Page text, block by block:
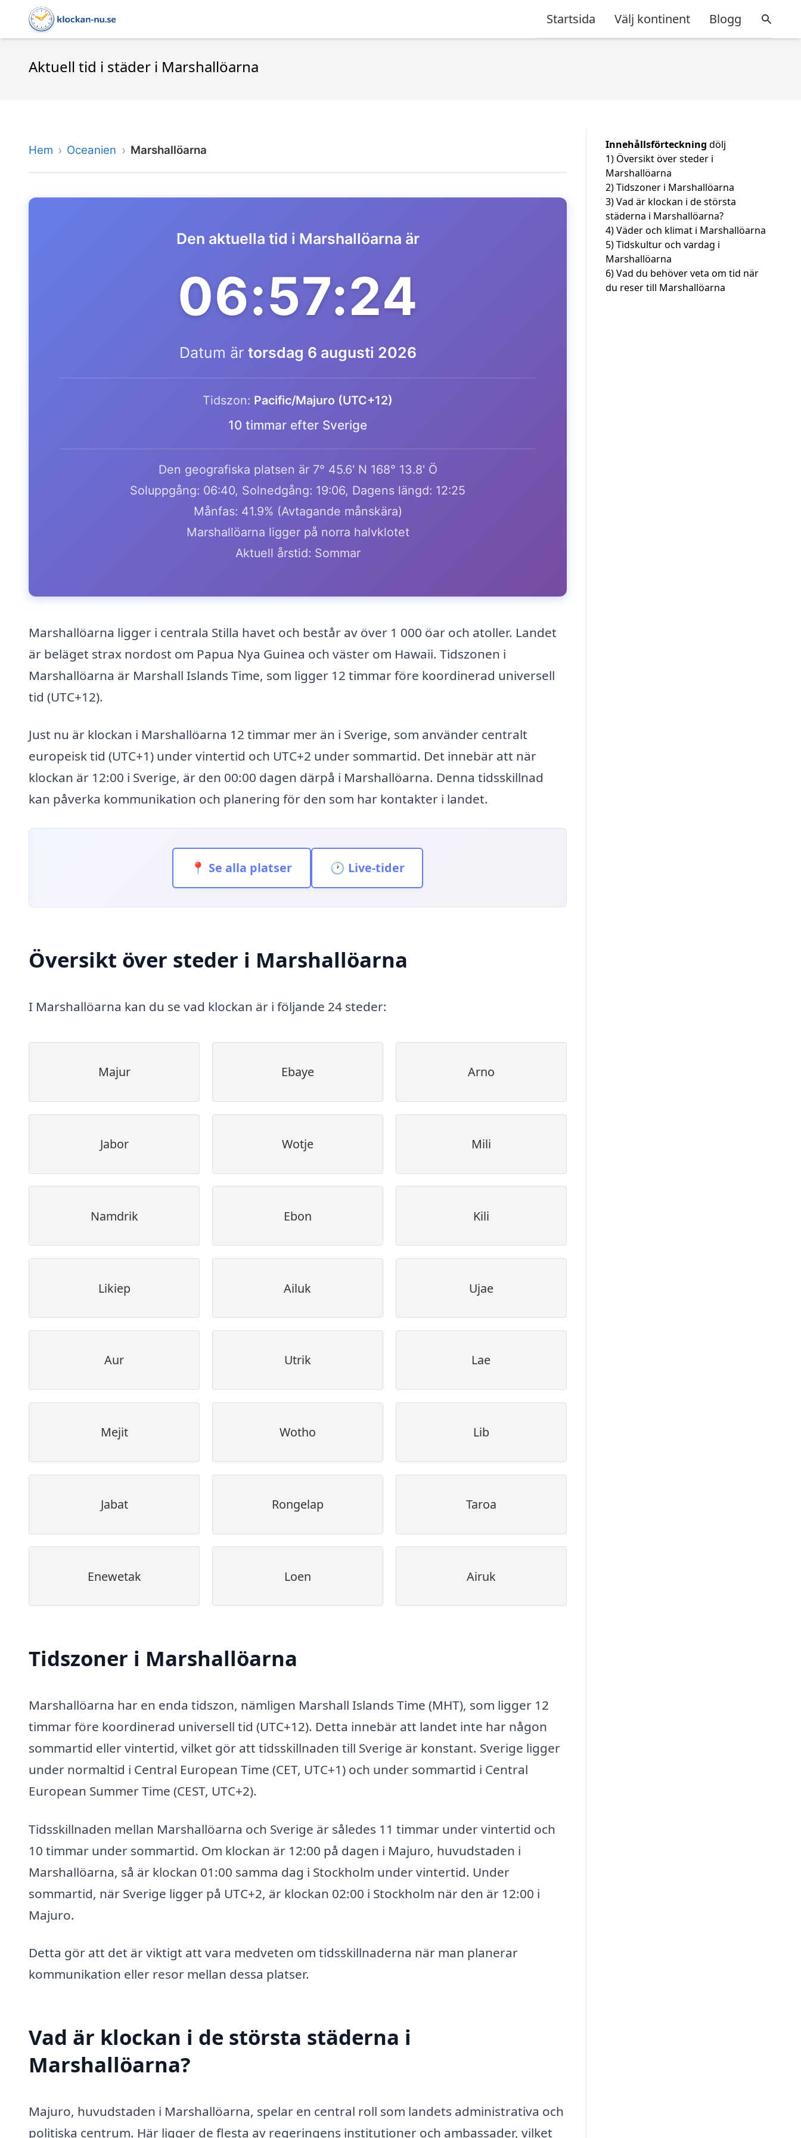
Startsida Välj kontinent Blogg
Aktuell tid i städer i Marshallöarna
Hem Oceanien Marshallöarna
Den aktuella tid i Marshallöarna är
06:57:24
Datum är torsdag 6 augusti 2026
Tidszon: Pacific/Majuro (UTC+12)
10 timmar efter Sverige
Den geografiska platsen är 7° 45.6' N 168° 13.8' Ö
Soluppgång: 06:40, Solnedgång: 19:06, Dagens längd: 12:25
Månfas: 41.9% (Avtagande månskära)
Marshallöarna ligger på norra halvklotet
Aktuell årstid: Sommar
Marshallöarna ligger i centrala Stilla havet och består av över 1 000 öar och atoller. Landet
är beläget strax nordost om Papua Nya Guinea och väster om Hawaii. Tidszonen i
Marshallöarna är Marshall Islands Time, som ligger 12 timmar före koordinerad universell
tid (UTC+12).
Just nu är klockan i Marshallöarna 12 timmar mer än i Sverige, som använder centralt
europeisk tid (UTC+1) under vintertid och UTC+2 under sommartid. Det innebär att när
klockan är 12:00 i Sverige, är den 00:00 dagen därpå i Marshallöarna. Denna tidsskillnad
kan påverka kommunikation och planering för den som har kontakter i landet.
📍 Se alla platser 🕐 Live-tider
Översikt över steder i Marshallöarna
I Marshallöarna kan du se vad klockan är i följande 24 steder:
Majur Ebaye Arno
Jabor Wotje Mili
Namdrik Ebon Kili
Likiep Ailuk Ujae
Aur Utrik Lae
Mejit Wotho Lib
Jabat Rongelap Taroa
Enewetak Loen Airuk
Tidszoner i Marshallöarna
Marshallöarna har en enda tidszon, nämligen Marshall Islands Time (MHT), som ligger 12
timmar före koordinerad universell tid (UTC+12). Detta innebär att landet inte har någon
sommartid eller vintertid, vilket gör att tidsskillnaden till Sverige är konstant. Sverige ligger
under normaltid i Central European Time (CET, UTC+1) och under sommartid i Central
European Summer Time (CEST, UTC+2).
Tidsskillnaden mellan Marshallöarna och Sverige är således 11 timmar under vintertid och
10 timmar under sommartid. Om klockan är 12:00 på dagen i Majuro, huvudstaden i
Marshallöarna, så är klockan 01:00 samma dag i Stockholm under vintertid. Under
sommartid, när Sverige ligger på UTC+2, är klockan 02:00 i Stockholm när den är 12:00 i
Majuro.
Detta gör att det är viktigt att vara medveten om tidsskillnaderna när man planerar
kommunikation eller resor mellan dessa platser.
Vad är klockan i de största städerna i
Marshallöarna?
Majuro, huvudstaden i Marshallöarna, spelar en central roll som landets administrativa och
politiska centrum. Här ligger de flesta av regeringens institutioner och ambassader, vilket
Innehållsförteckning dölj
1) Översikt över steder i
Marshallöarna
2)Tidszoner i Marshallöarna
3)Vad är klockan i de största
städerna i Marshallöarna?
4)Väder och klimat i Marshallöarna
5)Tidskultur och vardag i
Marshallöarna
6)Vad du behöver veta om tid när
du reser till Marshallöarna